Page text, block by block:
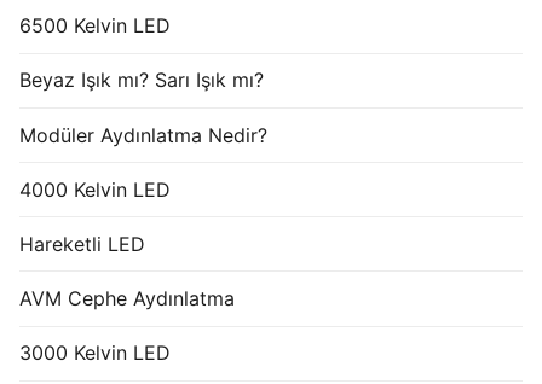
6500 Kelvin LED
Beyaz Işık mı? Sarı Işık mı?
Modüler Aydınlatma Nedir?
4000 Kelvin LED
Hareketli LED
AVM Cephe Aydınlatma
3000 Kelvin LED